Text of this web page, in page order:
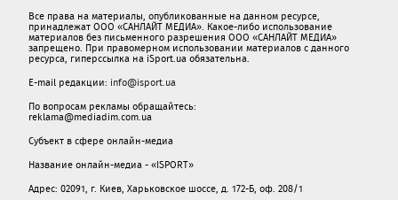
Все права на материалы, опубликованные на данном ресурсе,
принадлежат ООО «САНЛАЙТ МЕДИА». Какое-либо использование
материалов без письменного разрешения ООО «САНЛАЙТ МЕДИА»
запрещено. При правомерном использовании материалов с данного
ресурса, гиперссылка на iSport.ua обязательна.
E-mail редакции: info@isport.ua
По вопросам рекламы обращайтесь:
reklama@mediadim.com.ua
Субъект в сфере онлайн-медиа
Название онлайн-медиа - «ISPORT»
Адрес: 02091, г. Киев, Харьковское шоссе, д. 172-Б, оф. 208/1